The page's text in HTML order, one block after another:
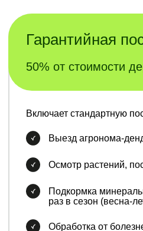
Обработка от
Подкормка
раз в сезон (весна-
Осмотр растений,
Выезд агронома-
Включает стандартную
50% от стоимости
Гарантийная